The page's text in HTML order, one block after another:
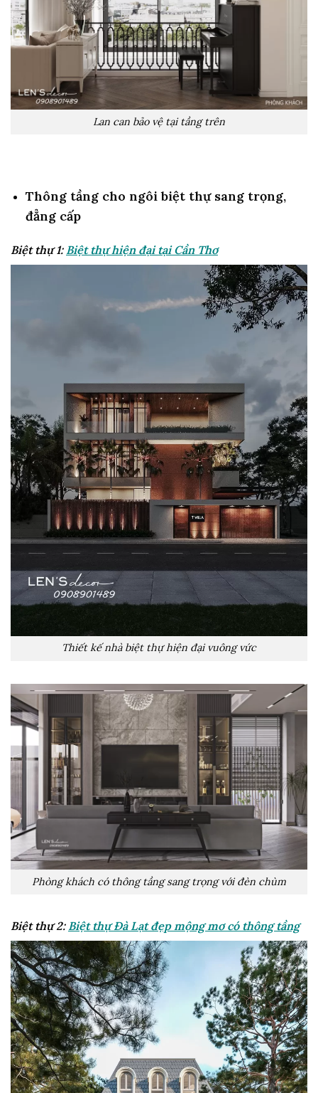
Lan can bảo vệ tại tầng trên
Thông tầng cho ngôi biệt thự sang trọng,
đẳng cấp
Biệt thự 1: Biệt thự hiện đại tại Cần Thơ
Thiết kế nhà biệt thự hiện đại vuông vức
Phòng khách có thông tầng sang trọng với đèn chùm
Biệt thự 2: Biệt thự Đà Lạt đẹp mộng mơ có thông tầng